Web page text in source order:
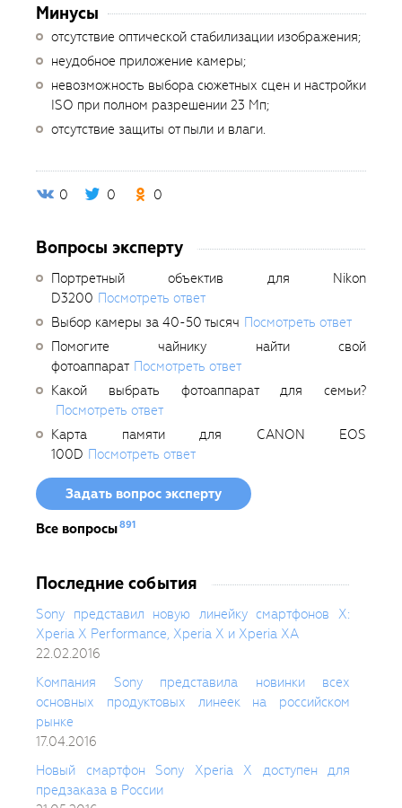
Минусы
отсутствие оптической стабилизации изображения;
неудобное приложение камеры;
невозможность выбора сюжетных сцен и настройки
ISO при полном разрешении 23 Мп;
отсутствие защиты от пыли и влаги.
0 0 0
Вопросы эксперту
Портретный объектив для Nikon
D3200 Посмотреть ответ
Выбор камеры за 40-50 тысяч Посмотреть ответ
Помогите чайнику найти свой
фотоаппарат Посмотреть ответ
Какой выбрать фотоаппарат для семьи?
Посмотреть ответ
Карта памяти для CANON EOS
100D Посмотреть ответ
Задать вопрос эксперту
Все вопросы891
Последние события
Sony представил новую линейку смартфонов X:
Xperia X Performance, Xperia X и Xperia XA
22.02.2016
Компания Sony представила новинки всех
основных продуктовых линеек на российском
рынке
17.04.2016
Новый смартфон Sony Xperia X доступен для
предзаказа в России